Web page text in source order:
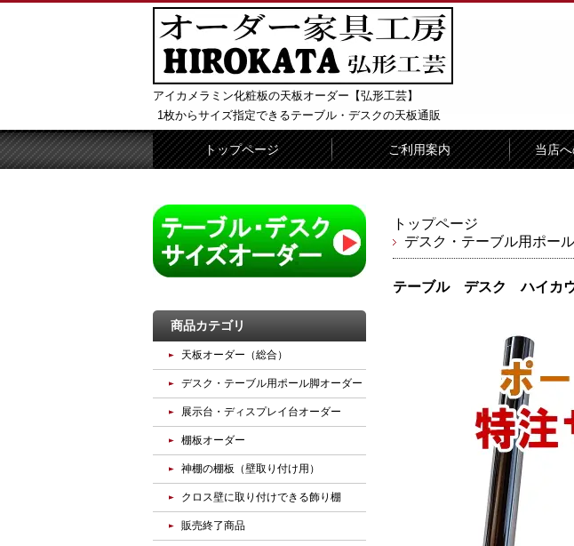
アイカメラミン化粧板の天板オーダー【弘形工芸】
1枚からサイズ指定できるテーブル・デスクの天板通販
トップページ ご利用案内 当店
トップページ
デスク・テーブル用ポー
テーブル デスク ハイカ
商品カテゴリ
天板オーダー（総合）
デスク・テーブル用ポール脚オーダー
展示台・ディスプレイ台オーダー
棚板オーダー
神棚の棚板（壁取り付け用）
クロス壁に取り付けできる飾り棚
販売終了商品